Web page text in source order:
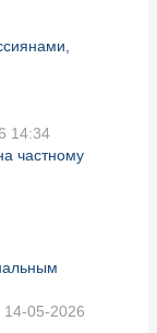
14:34
частному
14-05-2026